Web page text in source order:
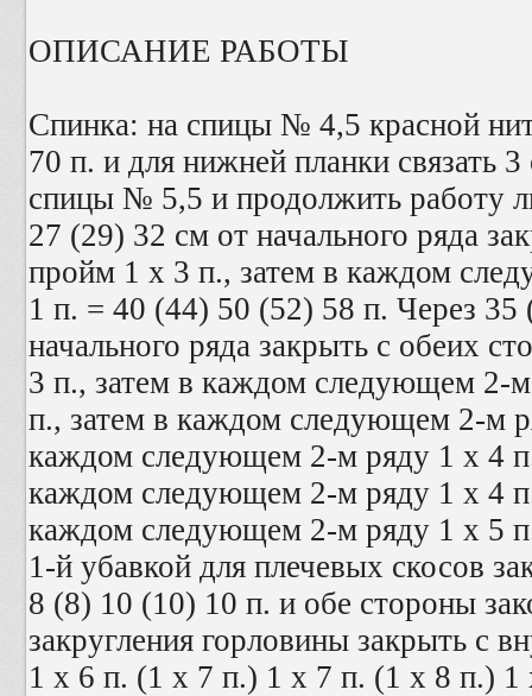
ОПИСАНИЕ РАБОТЫ
Спинка: на спицы № 4,5 красной
70 п. и для нижней планки связать
спицы № 5,5 и продолжить работу
27 (29) 32 см от начального ряда
пройм 1 х 3 п., затем в каждом
1 п. = 40 (44) 50 (52) 58 п. Через
начального ряда закрыть с обеих
3 п., затем в каждом следующем 2-
п., затем в каждом следующем 2-м
каждом следующем 2-м ряду 1 х 4
каждом следующем 2-м ряду 1 х 4
каждом следующем 2-м ряду 1 х 5
1-й убавкой для плечевых скосов
8 (8) 10 (10) 10 п. и обе стороны
закругления горловины закрыть с
1 х 6 п. (1 х 7 п.) 1 х 7 п. (1 х 8 п.) 1